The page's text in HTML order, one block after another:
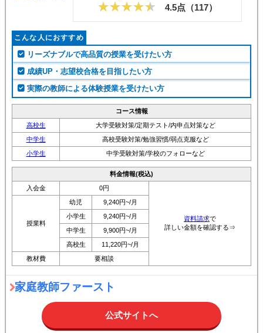
リーズナブルで高品質の授業を受けたい方
成績UP・志望校合格を目指したい方
実際の教師による体験授業を受けたい方
コース情報
大学受験対策/定期テスト/内申点対策など
中学生
高校受験対策/勉強習慣/弱点克服など
小学生
中学受験対策/学校のフォローなど
料金情報(税込)
詳しい金額を確認する⇒
9,240円~/月
小学生
9,240円~/月
中学生
9,900円~/月
高校生
11,220円~/月
要相談
家庭教師ファースト
公式サイトへ